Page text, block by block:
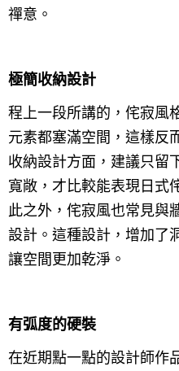
禪意。
極簡收納設計
程上一段所講的，侘寂風
元素都塞滿空間，這樣反
收納設計方面，建議只留
寬敞，才比較能表現日式
此之外，侘寂風也常見與
設計。這種設計，增加了
讓空間更加乾淨。
有弧度的硬裝
在近期點一點的設計師作